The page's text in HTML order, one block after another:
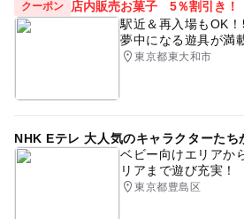
クーポン
店内販売お菓子 5％割引き！
駅近＆再入場もOK
夢中になる遊具が満
東京都東大和市
NHK Eテレ 大人気のキャラクターたち
ベビー向けエリアか
リアまで遊び充実！
東京都豊島区